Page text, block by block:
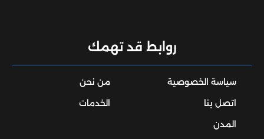
روابط قد تهمك
سياسة الخصوصية
من نحن
اتصل بنا
الخدمات
المدن